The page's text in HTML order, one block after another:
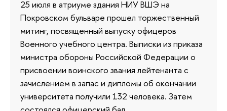
25 июля в атриуме здания НИУ ВШЭ на
Покровском бульваре прошел торжественный
митинг, посвященный выпуску офицеров
Военного учебного центра. Выписки из приказа
министра обороны Российской Федерации о
присвоении воинского звания лейтенанта с
зачислением в запас и дипломы об окончании
университета получили 132 человека. Затем